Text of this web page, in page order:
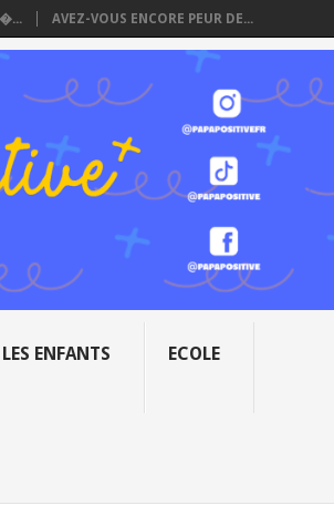
�... AVEZ-VOUS ENCORE PEUR DE...
ENFANTS ECOLE